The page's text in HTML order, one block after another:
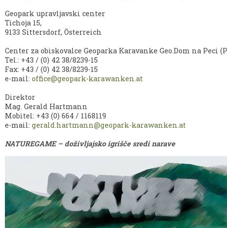
Geopark upravljavski center
Tichoja 15,
9133 Sittersdorf, Österreich
Center za obiskovalce Geoparka Karavanke Geo.Dom na Peci
Tel.: +43 / (0) 42 38/8239-15
Fax: +43 / (0) 42 38/8239-15
e-mail: office@geopark-karawanken.at
Direktor
Mag. Gerald Hartmann
Mobitel: +43 (0) 664 / 1168119
e-mail: gerald.hartmann@geopark-karawanken.at
NATUREGAME – doživljajsko igrišče sredi narave